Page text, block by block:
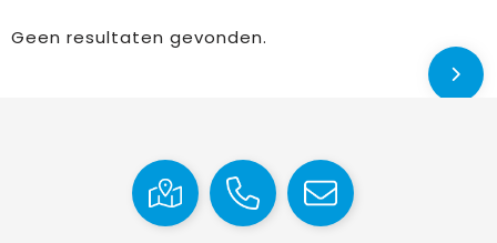
Geen resultaten gevonden.